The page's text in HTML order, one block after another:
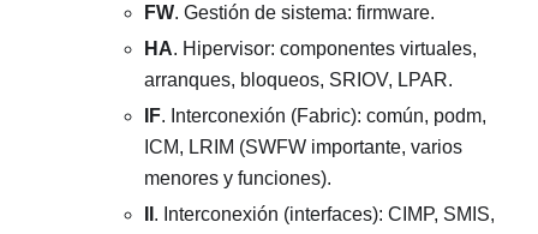
FW. Gestión de sistema: firmware.
HA. Hipervisor: componentes virtuales,
arranques, bloqueos, SRIOV, LPAR.
IF. Interconexión (Fabric): común, podm,
ICM, LRIM (SWFW importante, varios
menores y funciones).
. Interconexión (interfaces): CIMP, SMIS,